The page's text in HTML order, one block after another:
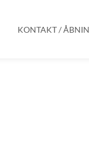
KONTAKT /